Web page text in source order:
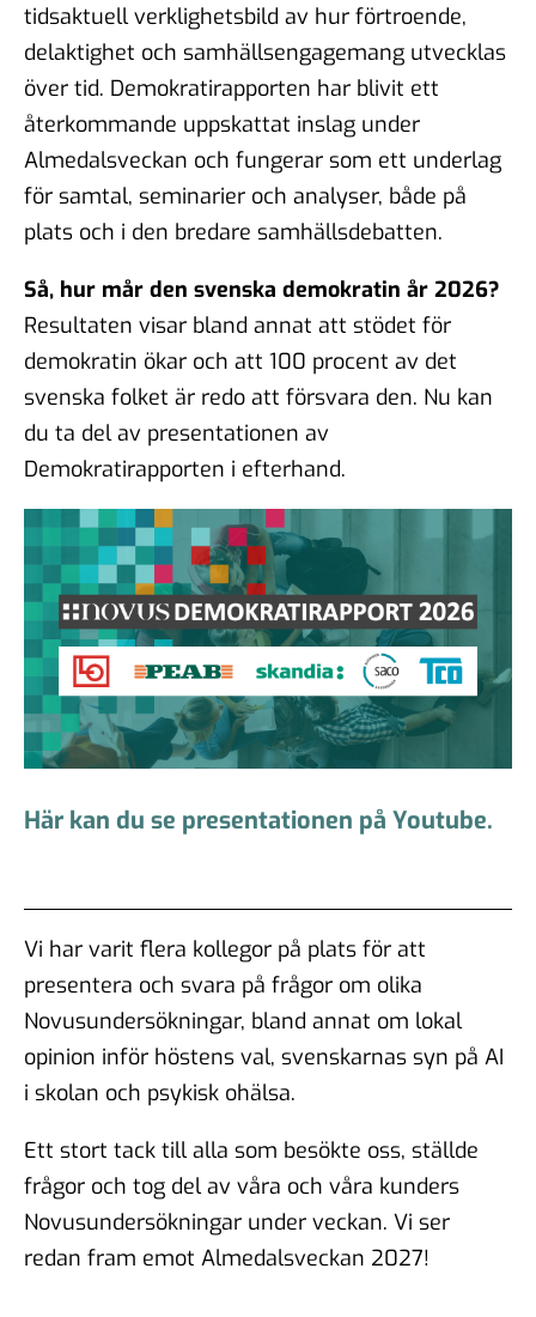
tidsaktuell verklighetsbild av hur förtroende,
delaktighet och samhällsengagemang utvecklas
över tid. Demokratirapporten har blivit ett
återkommande uppskattat inslag under
Almedalsveckan och fungerar som ett underlag
för samtal, seminarier och analyser, både på
plats och i den bredare samhällsdebatten.
Så, hur mår den svenska demokratin år 2026?
Resultaten visar bland annat att stödet för
demokratin ökar och att 100 procent av det
svenska folket är redo att försvara den. Nu kan
du ta del av presentationen av
Demokratirapporten i efterhand.
Här kan du se presentationen på Youtube.
Vi har varit flera kollegor på plats för att
presentera och svara på frågor om olika
Novusundersökningar, bland annat om lokal
opinion inför höstens val, svenskarnas syn på AI
i skolan och psykisk ohälsa.
Ett stort tack till alla som besökte oss, ställde
frågor och tog del av våra och våra kunders
Novusundersökningar under veckan. Vi ser
redan fram emot Almedalsveckan 2027!